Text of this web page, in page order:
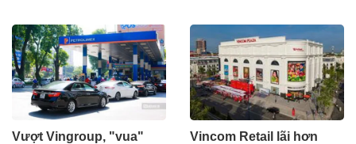
Vượt Vingroup, "vua"
Vincom Retail lãi hơn